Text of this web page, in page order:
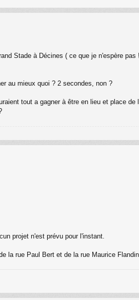
Stade à Décines ( ce que je n'espère
au mieux quoi ? 2 secondes, non ?
tout a gagner à être en lieu et place
projet n'est prévu pour l'instant.
la rue Paul Bert et de la rue Maurice